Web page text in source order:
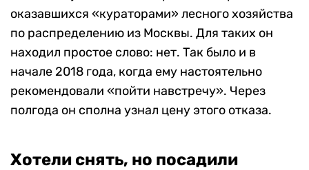
оказавшихся «кураторами» лесного хозяйства
по распределению из Москвы. Для таких он
находил простое слово: нет. Так было и в
начале 2018 года, когда ему настоятельно
рекомендовали «пойти навстречу». Через
полгода он сполна узнал цену этого отказа.
Хотели снять, но посадили